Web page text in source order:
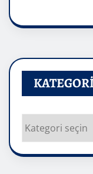
Kategoriler